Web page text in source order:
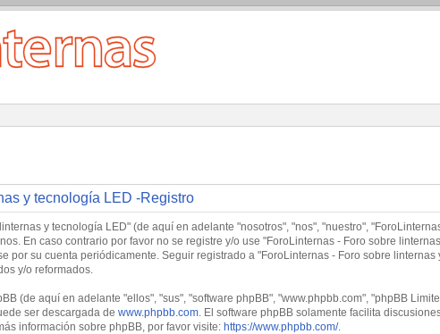
y tecnología LED -Registro
y tecnología LED" (de aquí en adelante "nosotros", "nos", "nuestro",
En caso contrario por favor no se registre y/o use "ForoLinternas - Foro sobre
por su cuenta periódicamente. Seguir registrado a "ForoLinternas - Foro sobre
y/o reformados.
(de aquí en adelante "ellos", "sus", "software phpBB", "www.phpbb.com", "phpBB
ser descargada de www.phpbb.com . El software phpBB solamente facilita
información sobre phpBB, por favor visite: https://www.phpbb.com/.